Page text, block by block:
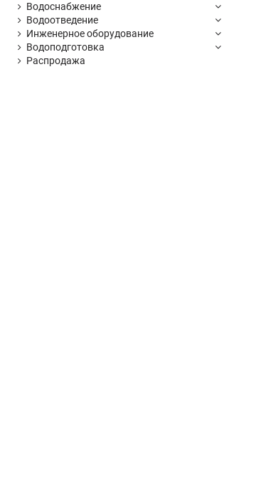
Водоснабжение
Водоотведение
Инженерное оборудование
Водоподготовка
Распродажа